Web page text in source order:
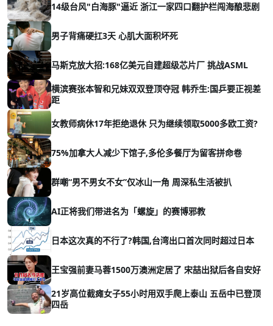
14级台风"白海豚"逼近 浙江一家四口翻护栏闯海酿悲剧
男子背痛硬扛3天 心肌大面积坏死
马斯克放大招:168亿美元自建超级芯片厂 挑战ASML
横滨赛张本智和兄妹双双登顶夺冠 韩乔生:国乒要正视差
距
女教师病休17年拒绝退休 只为继续领取5000多欧工资?
75%加拿大人减少下馆子,多伦多餐厅为留客拼命卷
群嘲“男不男女不女”仅冰山一角 周深私生活被扒
AI正将我们带进名为「螺旋」的赛博邪教
日本这次真的不行了?韩国,台湾出口首次同时超过日本
王宝强前妻马蓉1500万澳洲定居了 宋喆出狱后各自安好
21岁高位截瘫女子55小时用双手爬上泰山 五岳中已登顶
四岳